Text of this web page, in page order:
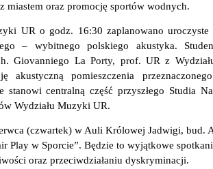
miastem oraz promocję sportów wodnych.
UR o godz. 16:30 zaplanowano
– wybitnego polskiego akustyka.
Giovanniego La Porty, prof. UR z
akustyczną pomieszczenia
stanowi centralną część przyszłego Studia
Wydziału Muzyki UR.
(czwartek) w Auli Królowej Jadwigi, bud.
Play w Sporcie”. Będzie to wyjątkowe
oraz przeciwdziałaniu dyskryminacji.